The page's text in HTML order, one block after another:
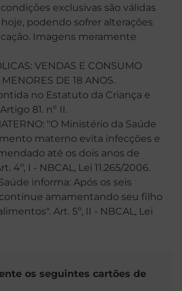
exclusivas são válidas
podendo sofrer alterações
Imagens meramente
VENDAS E CONSUMO
DE 18 ANOS.
no Estatuto da Criança e
81. nº II.
"O Ministério da Saúde
materno evita infecções e
até os dois anos de
4º, I - NBCAL, Lei 11.265/2006.
informa: Após os seis
amamentando seu filho
Art. 5º, II - NBCAL, Lei
os seguintes cartões de